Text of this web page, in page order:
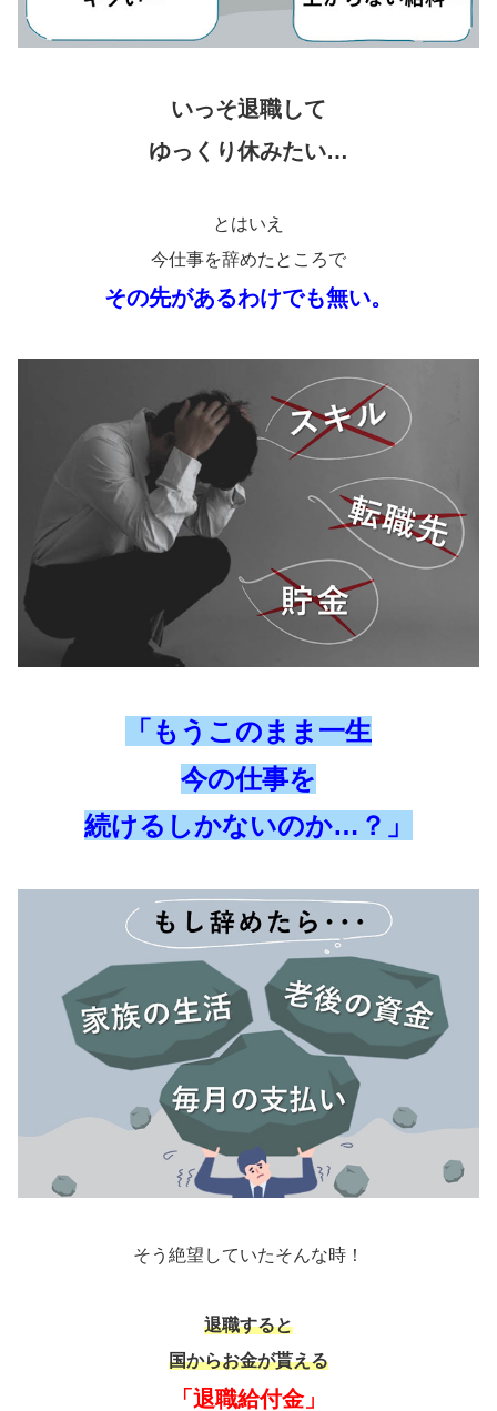
いっそ退職して
ゆっくり休みたい…
とはいえ
今仕事を辞めたところで
その先があるわけでも無い。
「もうこのまま一生
今の仕事を
続けるしかないのか…？」
そう絶望していたそんな時！
退職すると
国からお金が貰える
「退職給付金」